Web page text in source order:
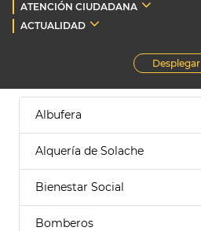
ATENCIÓN CIUDADANA
ACTUALIDAD
Desplegar
Albufera
Alquería de Solache
Bienestar Social
Bomberos